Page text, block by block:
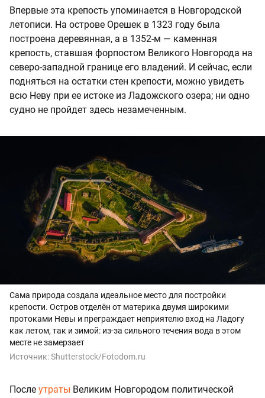
Впервые эта крепость упоминается в Новгородской
летописи. На острове Орешек в 1323 году была
построена деревянная, а в 1352-м — каменная
крепость, ставшая форпостом Великого Новгорода на
северо-западной границе его владений. И сейчас, если
подняться на остатки стен крепости, можно увидеть
всю Неву при ее истоке из Ладожского озера; ни одно
судно не пройдет здесь незамеченным.
Сама природа создала идеальное место для постройки
крепости. Остров отделён от материка двумя широкими
протоками Невы и преграждает неприятелю вход на Ладогу
как летом, так и зимой: из-за сильного течения вода в этом
месте не замерзает
Источник:Shutterstock/Fotodom.ru
После утраты Великим Новгородом политической